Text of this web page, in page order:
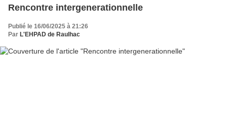
Rencontre intergenerationnelle
Publié le 16/06/2025 à 21:26
Par L'EHPAD de Raulhac